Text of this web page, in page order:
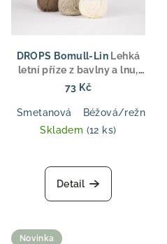
DROPS Bomull-Lin Lehká
letní příze z bavlny a lnu,
aran tloušťka, pro svetry,
73 Kč
Smetanová Béžová/režná
Skladem (12 ks)
Detail
Novinka